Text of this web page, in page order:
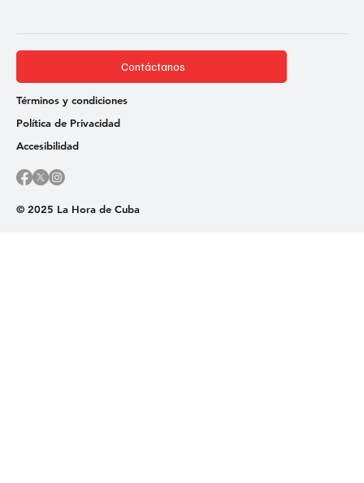
© 2025 La Hora de Cuba
Contáctanos
Términos y condiciones
Política de Privacidad
Accesibilidad